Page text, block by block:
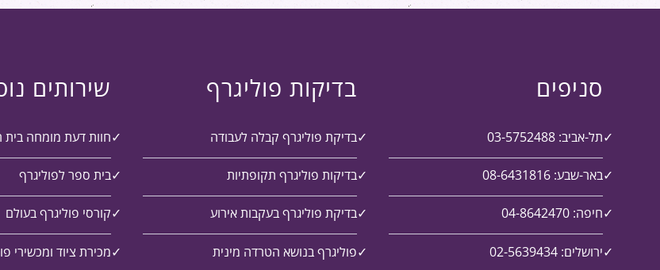
סניפים
תל-אביב: 03-5752488
באר-שבע: 08-6431816
חיפה: 04-8642470
ירושלים: 02-5639434
בדיקות פוליגרף
בדיקת פוליגרף קבלה לעבודה
בדיקות פוליגרף תקופתיות
בדיקת פוליגרף בעקבות אירוע
פוליגרף בנושא הטרדה מינית
שירותים
חוות דעת מומחה
בית ספר לפוליגרף
קורסי פוליגרף בעולם
מכירת ציוד ומכשירי